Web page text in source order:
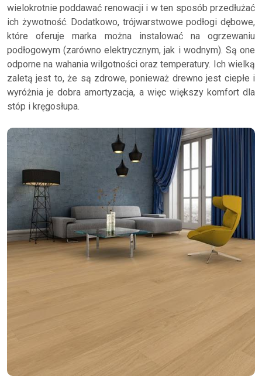
wielokrotnie poddawać renowacji i w ten sposób przedłużać
ich żywotność. Dodatkowo, trójwarstwowe podłogi dębowe,
które oferuje marka można instalować na ogrzewaniu
podłogowym (zarówno elektrycznym, jak i wodnym). Są one
odporne na wahania wilgotności oraz temperatury. Ich wielką
zaletą jest to, że są zdrowe, ponieważ drewno jest ciepłe i
wyróżnia je dobra amortyzacja, a więc większy komfort dla
stóp i kręgosłupa.